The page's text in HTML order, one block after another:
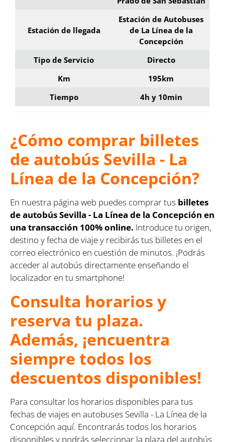
Estación de llegada
Estación de Autobuses
de La Línea de la
Concepción
Tipo de Servicio
Directo
Km
195km
Tiempo
4h y 10min
¿Cómo comprar billetes
de autobús Sevilla - La
Línea de la Concepción?
En nuestra página web puedes comprar tus billetes
de autobús Sevilla - La Línea de la Concepción en
una transacción 100% online. Introduce tu origen,
destino y fecha de viaje y recibirás tus billetes en el
correo electrónico en cuestión de minutos. ¡Podrás
acceder al autobús directamente enseñando el
localizador en tu smartphone!
Consulta horarios y
reserva tu plaza.
Además, ¡encuentra
siempre todos los
descuentos disponibles!
Para consultar los horarios disponibles para tus
fechas de viajes en autobuses Sevilla - La Línea de la
Concepción aquí. Encontrarás todos los horarios
disponibles y podrás seleccionar la plaza del autobús